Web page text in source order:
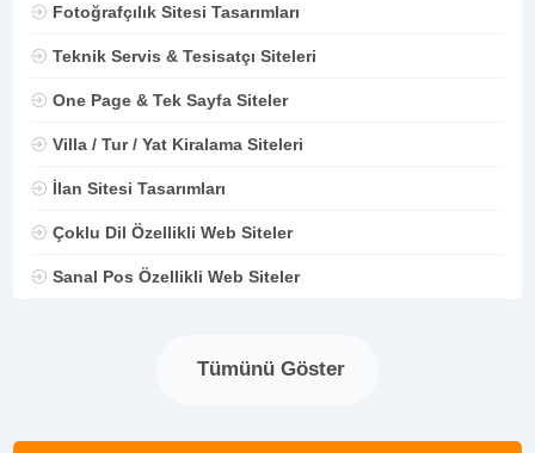
Fotoğrafçılık Sitesi Tasarımları
Teknik Servis & Tesisatçı Siteleri
One Page & Tek Sayfa Siteler
Villa / Tur / Yat Kiralama Siteleri
İlan Sitesi Tasarımları
Çoklu Dil Özellikli Web Siteler
Sanal Pos Özellikli Web Siteler
Tümünü Göster